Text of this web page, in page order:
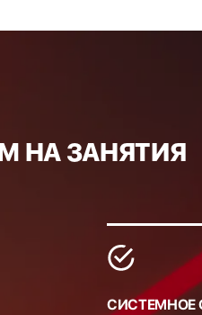
НА ЗАНЯТИЯ
СИСТЕМНОЕ